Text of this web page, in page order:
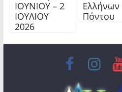
ΙΟΥΝΙΟΥ – 2
ΙΟΥΛΙΟΥ
2026
Ελλήνων
Πόντου